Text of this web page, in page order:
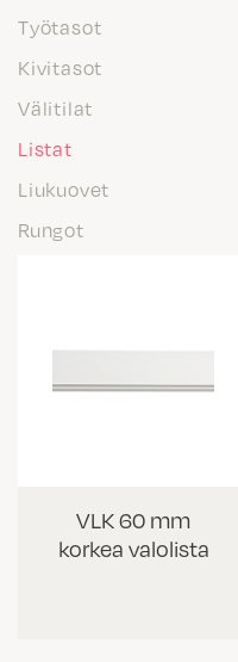
Työtasot
Kivitasot
Välitilat
Listat
Liukuovet
Rungot
VLK 60 mm
korkea valolista